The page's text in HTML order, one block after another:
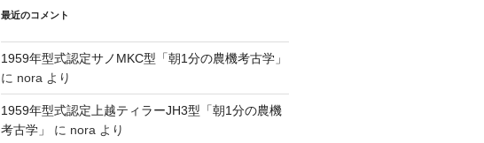
最近のコメント
1959年型式認定サノMKC型「朝1分の農機考古学」
に nora より
1959年型式認定上越ティラーJH3型「朝1分の農機
考古学」
に nora より